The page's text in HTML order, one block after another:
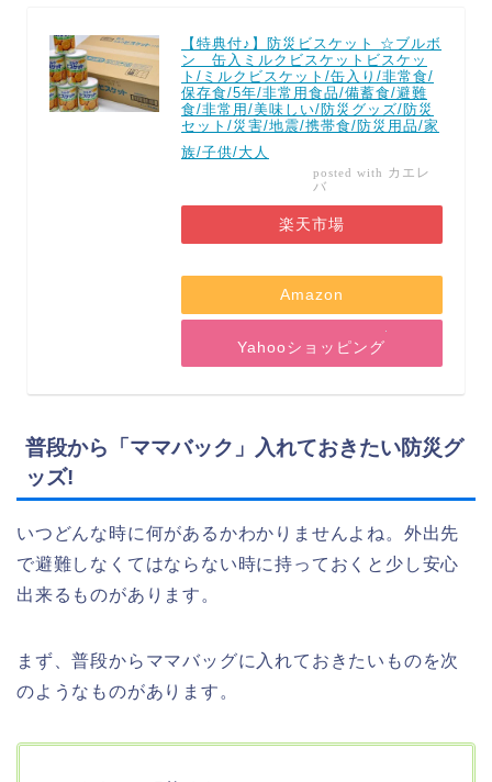
【特典付♪】防災ビスケット ☆ブルボ
ン 缶入ミルクビスケットビスケッ
ト/ミルクビスケット/缶入り/非常食/
保存食/5年/非常用食品/備蓄食/避難
食/非常用/美味しい/防災グッズ/防災
セット/災害/地震/携帯食/防災用品/家
族/子供/大人
posted with カエレ
バ
楽天市場
Amazon
Yahooショッピング
普段から「ママバック」入れておきたい防災グ
ッズ!
いつどんな時に何があるかわかりませんよね。外出先
で避難しなくてはならない時に持っておくと少し安心
出来るものがあります。
まず、普段からママバッグに入れておきたいものを次
のようなものがあります。